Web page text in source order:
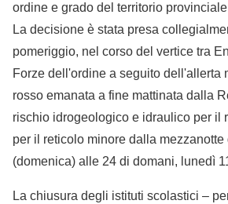
ordine e grado del territorio
La decisione è stata presa
pomeriggio, nel corso del vertice tra
Forze dell'ordine a seguito dell'allerta
rosso emanata a fine mattinata dalla
rischio idrogeologico e idraulico per il
per il reticolo minore dalla mezzanotte
(domenica) alle 24 di domani, lunedì
La chiusura degli istituti scolastici –